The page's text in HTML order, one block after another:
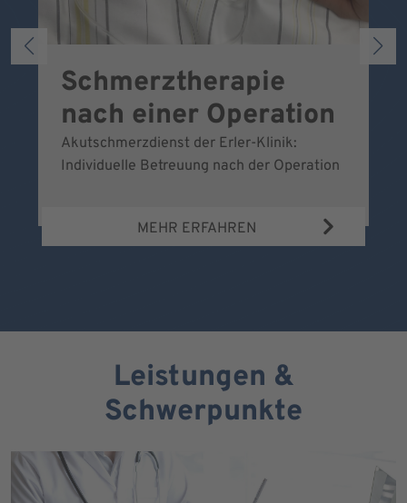
Schmerztherapie
nach einer Operation
Akutschmerzdienst der Erler-Klinik:
Individuelle Betreuung nach der Operation
MEHR ERFAHREN
Leistungen &
Schwerpunkte